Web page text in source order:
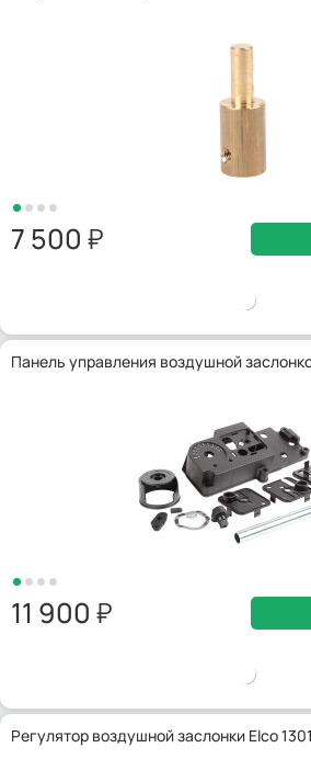
7 500
Панель управления воздушной
11 900
Регулятор воздушной заслонки Elco